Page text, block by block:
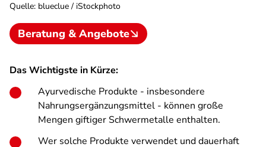
Quelle: blueclue / iStockphoto
Beratung & Angebote
Das Wichtigste in Kürze:
Ayurvedische Produkte - insbesondere
Nahrungsergänzungsmittel - können große
Mengen giftiger Schwermetalle enthalten.
Wer solche Produkte verwendet und dauerhaft